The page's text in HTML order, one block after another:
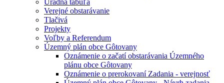
Úradná tabuľa
Verejné obstarávanie
Tlačivá
Projekty
Voľby a Referendum
Územný plán obce Gôtovany
Oznámenie o začatí obstarávania Územného
plánu obce Gôtovany
Oznámenie o prerokovaní Zadania - verejnosť